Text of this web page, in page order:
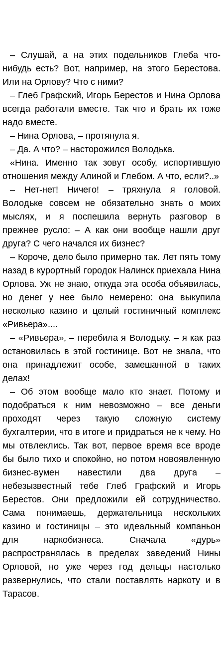
– Слушай, а на этих подельников Глеба что-
нибудь есть? Вот, например, на этого Берестова.
Или на Орлову? Что с ними?
– Глеб Графский, Игорь Берестов и Нина Орлова
всегда работали вместе. Так что и брать их тоже
надо вместе.
– Нина Орлова, – протянула я.
– Да. А что? – насторожился Володька.
«Нина. Именно так зовут особу, испортившую
отношения между Алиной и Глебом. А что, если?..»
– Нет-нет! Ничего! – тряхнула я головой.
Володьке совсем не обязательно знать о моих
мыслях, и я поспешила вернуть разговор в
прежнее русло: – А как они вообще нашли друг
друга? С чего начался их бизнес?
– Короче, дело было примерно так. Лет пять тому
назад в курортный городок Налинск приехала Нина
Орлова. Уж не знаю, откуда эта особа объявилась,
но денег у нее было немерено: она выкупила
несколько казино и целый гостиничный комплекс
«Ривьера»....
– «Ривьера», – перебила я Володьку. – я как раз
остановилась в этой гостинице. Вот не знала, что
она принадлежит особе, замешанной в таких
делах!
– Об этом вообще мало кто знает. Потому и
подобраться к ним невозможно – все деньги
проходят через такую сложную систему
бухгалтерии, что в итоге и придраться не к чему. Но
мы отвлеклись. Так вот, первое время все вроде
бы было тихо и спокойно, но потом новоявленную
бизнес-вумен навестили два друга –
небезызвестный тебе Глеб Графский и Игорь
Берестов. Они предложили ей сотрудничество.
Сама понимаешь, держательница нескольких
казино и гостиницы – это идеальный компаньон
для наркобизнеса. Сначала «дурь»
распространялась в пределах заведений Нины
Орловой, но уже через год дельцы настолько
развернулись, что стали поставлять наркоту и в
Тарасов.